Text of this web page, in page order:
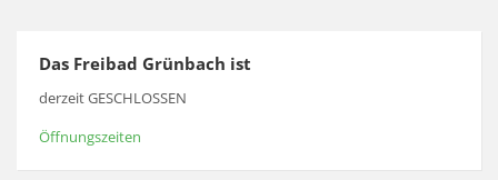
Das Freibad Grünbach ist
derzeit GESCHLOSSEN
Öffnungszeiten